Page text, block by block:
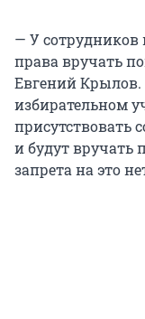
— У сотрудников
права вручать
Евгений Крылов.
избирательном
присутствовать
и будут вручать
запрета на это